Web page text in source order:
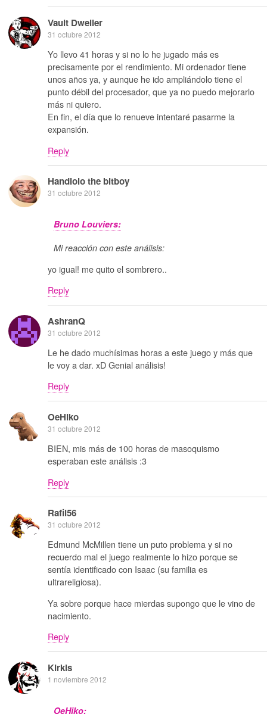
Vault Dweller
31 octubre 2012
Yo llevo 41 horas y si no lo he jugado más es
precisamente por el rendimiento. Mi ordenador tiene
unos años ya, y aunque he ido ampliándolo tiene el
punto débil del procesador, que ya no puedo mejorarlo
más ni quiero.
En fin, el día que lo renueve intentaré pasarme la
expansión.
Reply
Handlolo the bitboy
31 octubre 2012
Bruno Louviers:
Mi reacción con este análisis:
yo igual! me quito el sombrero..
Reply
AshranQ
31 octubre 2012
Le he dado muchísimas horas a este juego y más que
le voy a dar. xD Genial análisis!
Reply
OeHiko
31 octubre 2012
BIEN, mis más de 100 horas de masoquismo
esperaban este análisis :3
Reply
Rafil56
31 octubre 2012
Edmund McMillen tiene un puto problema y si no
recuerdo mal el juego realmente lo hizo porque se
sentía identificado con Isaac (su familia es
ultrareligiosa).
Ya sobre porque hace mierdas supongo que le vino de
nacimiento.
Reply
Kirkis
1 noviembre 2012
OeHiko: